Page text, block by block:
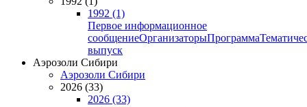
1992 (1)
Первое информационное
сообщениеОрганизаторыПрограмма
выпуск
Аэрозоли Сибири
Аэрозоли Сибири
2026 (33)
2026 (33)